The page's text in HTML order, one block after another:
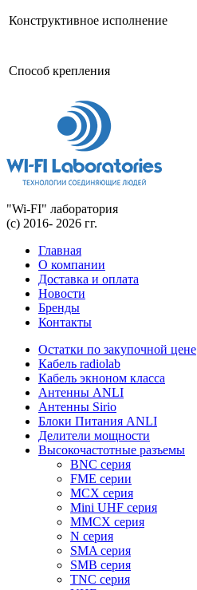
Конструктивное исполнение
Способ крепления
"Wi-FI" лаборатория
(с) 2016- 2026 гг.
Главная
О компании
Доставка и оплата
Новости
Бренды
Контакты
Остатки по закупочной цене
Кабель radiolab
Кабель экноном класса
Антенны ANLI
Антенны Sirio
Блоки Питания ANLI
Делители мощности
Высокочастотные разъемы
BNC серия
FME серии
MCX серия
Mini UHF серия
MMCX серия
N серия
SMA серия
SMB серия
TNC серия